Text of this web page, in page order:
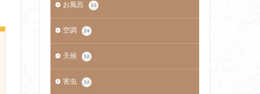
お風呂 16
空調 24
天候 16
害虫 16